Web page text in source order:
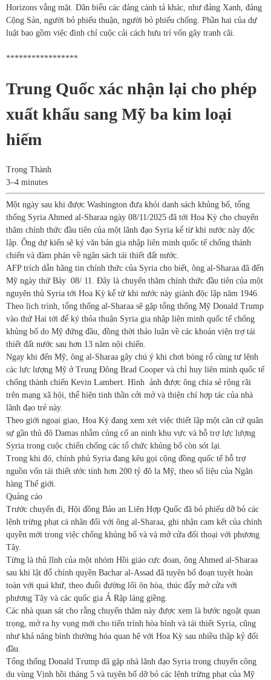
Horizons vắng mặt. Dân biểu các đảng cánh tả khác, như đảng Xanh, đảng
Cộng Sản, người bỏ phiếu thuận, người bỏ phiếu chống. Phần hai của dự
luật bao gồm việc đình chỉ cuộc cải cách hưu trí vốn gây tranh cãi.
*****************
Trung Quốc xác nhận lại cho phép
xuất khẩu sang Mỹ ba kim loại
hiếm
Trọng Thành
3–4 minutes
Một ngày sau khi được Washington đưa khỏi danh sách khủng bố, tổng
thống Syria Ahmed al-Sharaa ngày 08/11/2025 đã tới Hoa Kỳ cho chuyến
thăm chính thức đầu tiên của một lãnh đạo Syria kể từ khi nước này độc
lập. Ông dự kiến ​​sẽ ký văn bản gia nhập liên minh quốc tế chống thánh
chiến và đàm phán về ngân sách tái thiết đất nước.
AFP trích dẫn hãng tin chính thức của Syria cho biết, ông al-Sharaa đã đến
Mỹ ngày thứ Bảy 08/ 11. Đây là chuyến thăm chính thức đầu tiên của một
nguyên thủ Syria tới Hoa Kỳ kể từ khi nước này giành độc lập năm 1946.
Theo lịch trình, tổng thống al-Sharaa sẽ gặp tổng thống Mỹ Donald Trump
vào thứ Hai tới để ký thỏa thuận Syria gia nhập liên minh quốc tế chống
khủng bố do Mỹ đứng đầu, đồng thời thảo luận về các khoản viện trợ tái
thiết đất nước sau hơn 13 năm nội chiến.
Ngay khi đến Mỹ, ông al-Sharaa gây chú ý khi chơi bóng rổ cùng tư lệnh
các lực lượng Mỹ ở Trung Đông Brad Cooper và chỉ huy liên minh quốc tế
chống thành chiến Kevin Lambert. Hình ảnh được ông chia sẻ rộng rãi
trên mạng xã hội, thể hiện tinh thần cởi mở và thiện chí hợp tác của nhà
lãnh đạo trẻ này.
Theo giới ngoại giao, Hoa Kỳ đang xem xét việc thiết lập một căn cứ quân
sự gần thủ đô Damas nhằm củng cố an ninh khu vực và hỗ trợ lực lượng
Syria trong cuộc chiến chống các tổ chức khủng bố còn sót lại.
Trong khi đó, chính phủ Syria đang kêu gọi cộng đồng quốc tế hỗ trợ
nguồn vốn tái thiết ước tính hơn 200 tỷ đô la Mỹ, theo số liệu của Ngân
hàng Thế giới.
Quảng cáo
Trước chuyến đi, Hội đồng Bảo an Liên Hợp Quốc đã bỏ phiếu dỡ bỏ các
lệnh trừng phạt cá nhân đối với ông al-Sharaa, ghi nhận cam kết của chính
quyền mới trong việc chống khủng bố và và mở cửa đối thoại với phương
Tây.
Từng là thủ lĩnh của một nhóm Hồi giáo cực đoan, ông Ahmed al-Sharaa
sau khi lật đổ chính quyền Bachar al-Assad đã tuyên bố đoạn tuyệt hoàn
toàn với quá khứ, theo đuổi đường lối ôn hòa, thúc đẩy mở cửa với
phương Tây và các quốc gia Ả Rập láng giềng.
Các nhà quan sát cho rằng chuyến thăm này được xem là bước ngoặt quan
trọng, mở ra hy vọng mới cho tiến trình hòa bình và tái thiết Syria, cũng
như khả năng bình thường hóa quan hệ với Hoa Kỳ sau nhiều thập kỷ đối
đầu.
Tổng thống Donald Trump đã gặp nhà lãnh đạo Syria trong chuyến công
du vùng Vịnh hồi tháng 5 và tuyên bố dỡ bỏ các lệnh trừng phạt của Mỹ